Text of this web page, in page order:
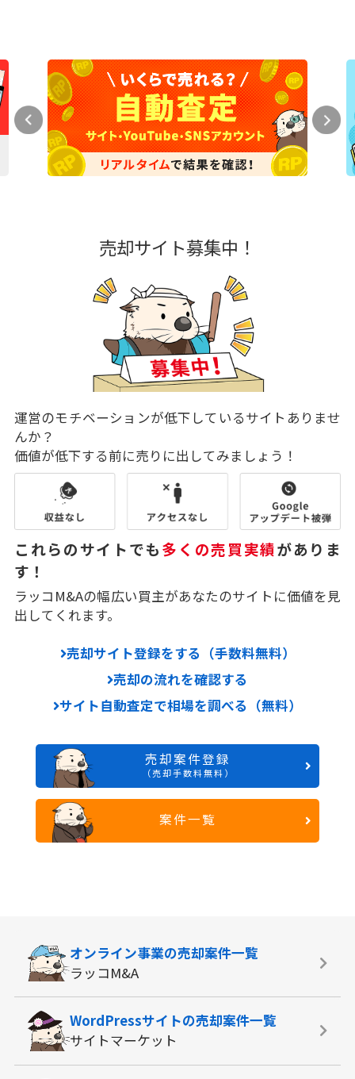
売却サイト募集中！
運営のモチベーションが低下しているサイトありませ
んか？
価値が低下する前に売りに出してみましょう！
これらのサイトでも多くの売買実績がありま
す！
ラッコM&Aの幅広い買主があなたのサイトに価値を見
出してくれます。
売却サイト登録をする（手数料無料）
売却の流れを確認する
サイト自動査定で相場を調べる（無料）
売却案件登録
（売却手数料無料）
案件一覧
オンライン事業の売却案件一覧
ラッコM&A
WordPressサイトの売却案件一覧
サイトマーケット